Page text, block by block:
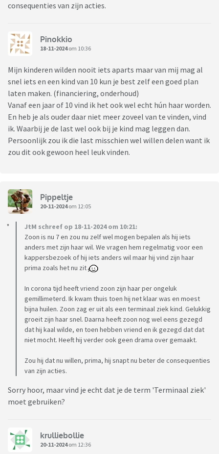
consequenties van zijn acties.
Pinokkio
18-11-2024om 10:36
Mijn kinderen wilden nooit iets aparts maar van mij mag al
snel iets en een kind van 10 kun je best zelf een goed plan
laten maken. (financiering, onderhoud)
Vanaf een jaar of 10 vind ik het ook wel echt hún haar worden.
En heb je als ouder daar niet meer zoveel van te vinden, vind
ik. Waarbij je de last wel ook bij je kind mag leggen dan.
Persoonlijk zou ik die last misschien wel willen delen want ik
zou dit ook gewoon heel leuk vinden.
Pippeltje
20-11-2024om 12:05
JtM schreef op 18-11-2024 om 10:21:
Zoon is nu 7 en zou nu zelf wel mogen bepalen als hij iets
anders met zijn haar wil. We vragen hem regelmatig voor een
kappersbezoek of hij iets anders wil maar hij vind zijn haar
prima zoals het nu zit
In corona tijd heeft vriend zoon zijn haar per ongeluk
gemillimeterd. Ik kwam thuis toen hij net klaar was en moest
bijna huilen. Zoon zag er uit als een terminaal ziek kind. Gelukkig
groeit zijn haar snel. Daarna heeft zoon nog wel eens gezegd
dat hij kaal wilde, en toen hebben vriend en ik gezegd dat dat
niet mocht. Heeft hij verder ook geen drama over gemaakt.
Zou hij dat nu willen, prima, hij snapt nu beter de consequenties
van zijn acties.
Sorry hoor, maar vind je echt dat je de term 'Terminaal ziek'
moet gebruiken?
krulliebollie
20-11-2024om 12:36